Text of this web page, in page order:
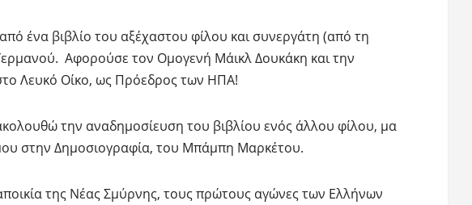
ένα βιβλίο του αξέχαστου φίλου και συνεργάτη (από τη
Γερμανού. Αφορούσε τον Ομογενή Μάικλ Δουκάκη και την
Λευκό Οίκο, ως Πρόεδρος των ΗΠΑ!
την αναδημοσίευση του βιβλίου ενός άλλου φίλου, μα
στην Δημοσιογραφία, του Μπάμπη Μαρκέτου.
της Νέας Σμύρνης, τους πρώτους αγώνες των Ελλήνων